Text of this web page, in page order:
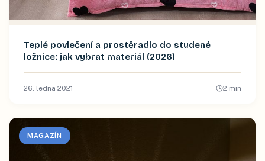
Teplé povlečení a prostěradlo do studené
ložnice: jak vybrat materiál (2026)
26. ledna 2021 2 min
MAGAZÍN